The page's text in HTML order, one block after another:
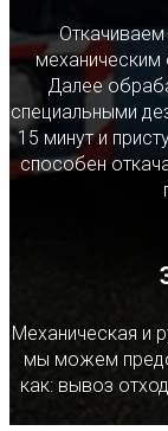
Откачиваем
Далее
специальными
15 минут и
способен
Механическая и
мы можем
как: вывоз